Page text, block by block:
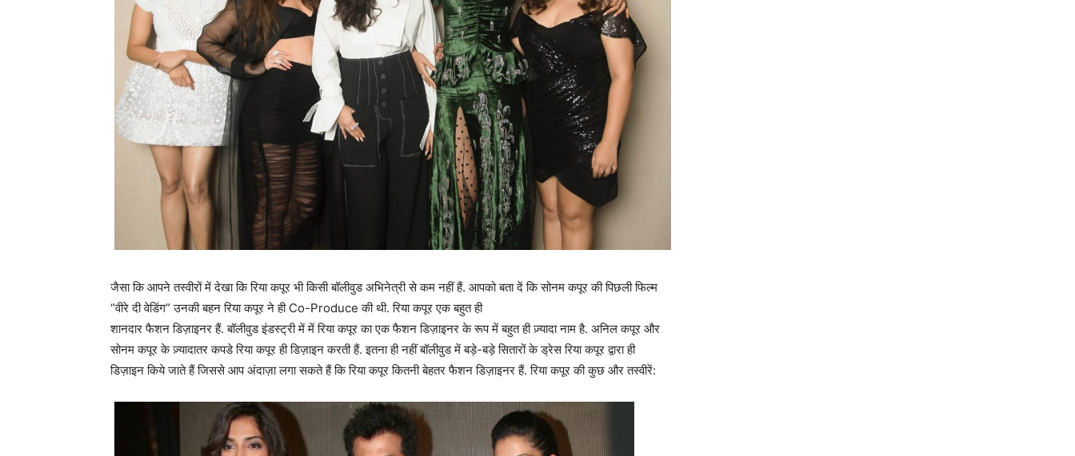
जैसा कि आपने तस्वीरों में देखा कि रिया कपूर भी किसी बॉलीवुड अभिनेत्री से कम नहीं हैं. आपको बता दें कि सोनम कपूर की पिछली फिल्म
“वीरे दी वेडिंग” उनकी बहन रिया कपूर ने ही Co-Produce की थी. रिया कपूर एक बहुत ही
शानदार फैशन डिज़ाइनर हैं. बॉलीवुड इंडस्ट्री में में रिया कपूर का एक फैशन डिज़ाइनर के रूप में बहुत ही ज़्यादा नाम है. अनिल कपूर और
सोनम कपूर के ज़्यादातर कपडे रिया कपूर ही डिज़ाइन करती हैं. इतना ही नहीं बॉलीवुड में बड़े-बड़े सितारों के ड्रेस रिया कपूर द्वारा ही
डिज़ाइन किये जाते हैं जिससे आप अंदाज़ा लगा सकते हैं कि रिया कपूर कितनी बेहतर फैशन डिज़ाइनर हैं. रिया कपूर की कुछ और तस्वीरें: